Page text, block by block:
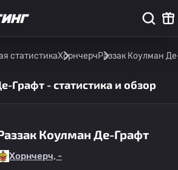
статистикаХорнчерчРаззак Коулман
Графт - статистика и обзор
Коулман Де-Графт
Хорнчерч, -